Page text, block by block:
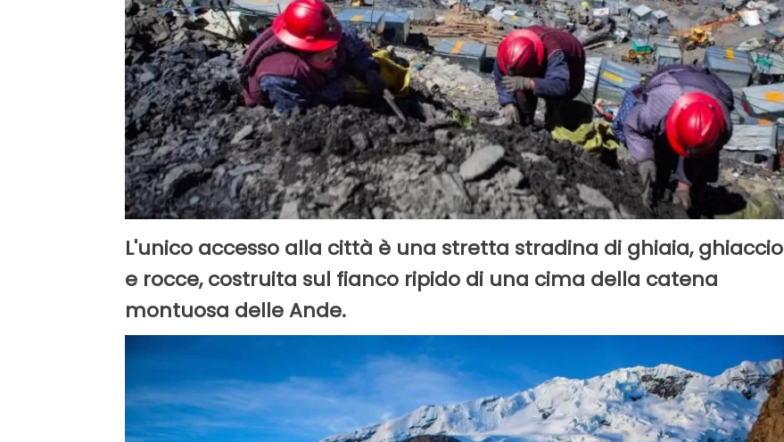
L'unico accesso alla città è una stretta stradina di ghiaia, ghiaccio
e rocce, costruita sul fianco ripido di una cima della catena
montuosa delle Ande.